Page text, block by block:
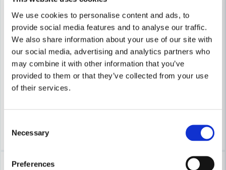
We use cookies to personalise content and ads, to
provide social media features and to analyse our traffic.
We also share information about your use of our site with
our social media, advertising and analytics partners who
may combine it with other information that you’ve
provided to them or that they’ve collected from your use
of their services.
Selection
Necessary
Preferences
STIHL
Stihl MSA 220 C-B Batteridriven motorsåg 35cm 36V (utan
STIHL
Stihl MSA 60 C-B 1/4" P